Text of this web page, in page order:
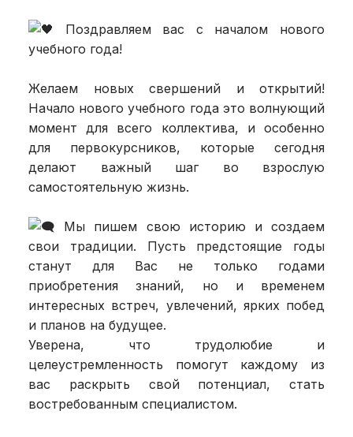
Поздравляем вас с началом нового
учебного года!
Желаем новых свершений и открытий!
Начало нового учебного года это волнующий
момент для всего коллектива, и особенно
для первокурсников, которые сегодня
делают важный шаг во взрослую
самостоятельную жизнь.
Мы пишем свою историю и создаем
свои традиции. Пусть предстоящие годы
станут для Вас не только годами
приобретения знаний, но и временем
интересных встреч, увлечений, ярких побед
и планов на будущее.
Уверена, что трудолюбие и
целеустремленность помогут каждому из
вас раскрыть свой потенциал, стать
востребованным специалистом.